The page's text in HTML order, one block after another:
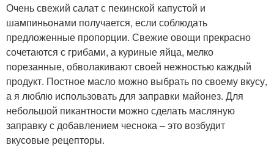
Очень свежий салат с пекинской капустой и
шампиньонами получается, если соблюдать
предложенные пропорции. Свежие овощи прекрасно
сочетаются с грибами, а куриные яйца, мелко
порезанные, обволакивают своей нежностью каждый
продукт. Постное масло можно выбрать по своему вкусу,
а я люблю использовать для заправки майонез. Для
небольшой пикантности можно сделать масляную
заправку с добавлением чеснока – это возбудит
вкусовые рецепторы.